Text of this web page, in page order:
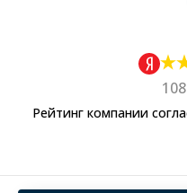
Рейтинг компании